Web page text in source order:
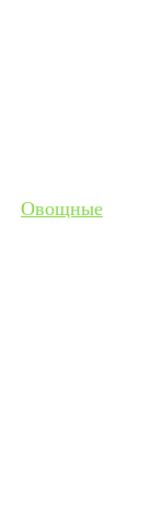
Овощные